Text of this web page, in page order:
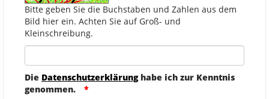
Bitte geben Sie die Buchstaben und Zahlen aus dem
Bild hier ein. Achten Sie auf Groß- und
Kleinschreibung.
Die Datenschutzerklärunghabe ich zur Kenntnis
genommen.